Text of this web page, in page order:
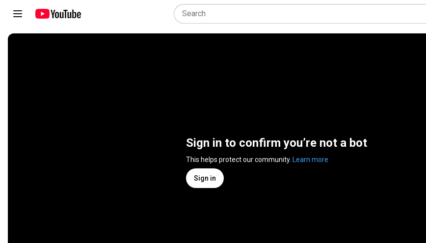
Sign in to confirm you’re not a bot
This helps protect our community. Learn more
Sign in